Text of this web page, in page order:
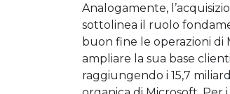
Analogamente,
sottolinea il ruolo
buon fine le operazioni di
ampliare la sua base
raggiungendo i 15,7